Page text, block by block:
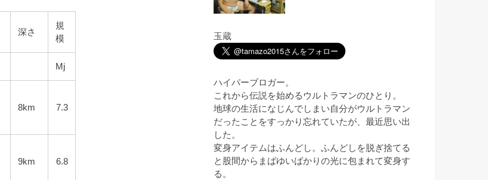
深さ
規
模
Mj
8km 7.3
9km 6.8
玉蔵
ハイパーブロガー。
これから伝説を始めるウルトラマンのひとり。
地球の生活になじんでしまい自分がウルトラマン
だったことをすっかり忘れていたが、最近思い出
した。
変身アイテムはふんどし。ふんどしを脱ぎ捨てる
と股間からまばゆいばかりの光に包まれて変身す
る。